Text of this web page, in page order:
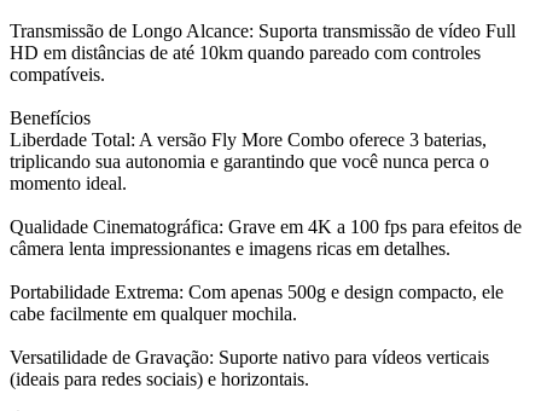
Transmissão de Longo Alcance: Suporta transmissão de vídeo Full
HD em distâncias de até 10km quando pareado com controles
compatíveis.
Benefícios
Liberdade Total: A versão Fly More Combo oferece 3 baterias,
triplicando sua autonomia e garantindo que você nunca perca o
momento ideal.
Qualidade Cinematográfica: Grave em 4K a 100 fps para efeitos de
câmera lenta impressionantes e imagens ricas em detalhes.
Portabilidade Extrema: Com apenas 500g e design compacto, ele
cabe facilmente em qualquer mochila.
Versatilidade de Gravação: Suporte nativo para vídeos verticais
(ideais para redes sociais) e horizontais.